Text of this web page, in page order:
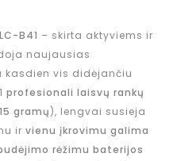
B41 – skirta aktyviems ir
naujausias
kasdien vis didėjančiu
profesionali laisvų rankų
gramų), lengvai susieja
ir vienu įkrovimu galima
rėžimu baterijos